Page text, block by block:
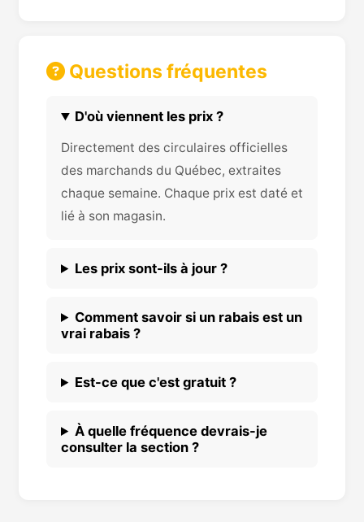
Questions fréquentes
D'où viennent les prix ?
Directement des circulaires officielles
des marchands du Québec, extraites
chaque semaine. Chaque prix est daté et
lié à son magasin.
Les prix sont-ils à jour ?
Comment savoir si un rabais est un
vrai rabais ?
Est-ce que c'est gratuit ?
À quelle fréquence devrais-je
consulter la section ?